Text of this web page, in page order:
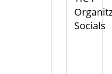
Socials